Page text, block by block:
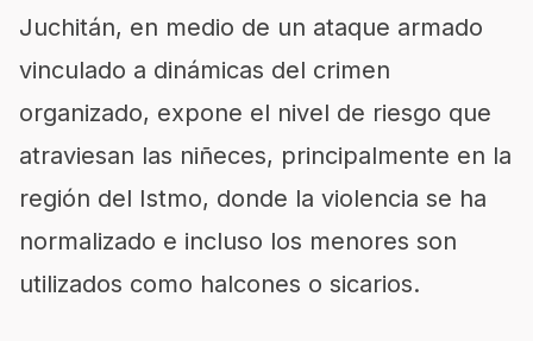
Juchitán, en medio de un ataque armado
vinculado a dinámicas del crimen
organizado, expone el nivel de riesgo que
atraviesan las niñeces, principalmente en la
región del Istmo, donde la violencia se ha
normalizado e incluso los menores son
utilizados como halcones o sicarios.